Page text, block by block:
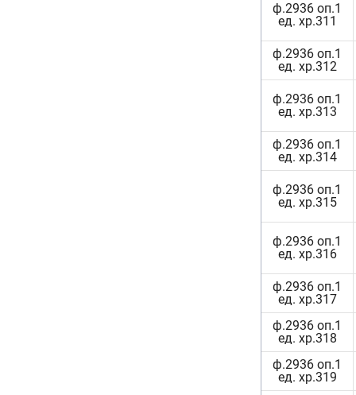
ф.2936 оп.1
ед. хр.311
ф.2936 оп.1
ед. хр.312
ф.2936 оп.1
ед. хр.313
ф.2936 оп.1
ед. хр.314
ф.2936 оп.1
ед. хр.315
ф.2936 оп.1
ед. хр.316
ф.2936 оп.1
ед. хр.317
ф.2936 оп.1
ед. хр.318
ф.2936 оп.1
ед. хр.319